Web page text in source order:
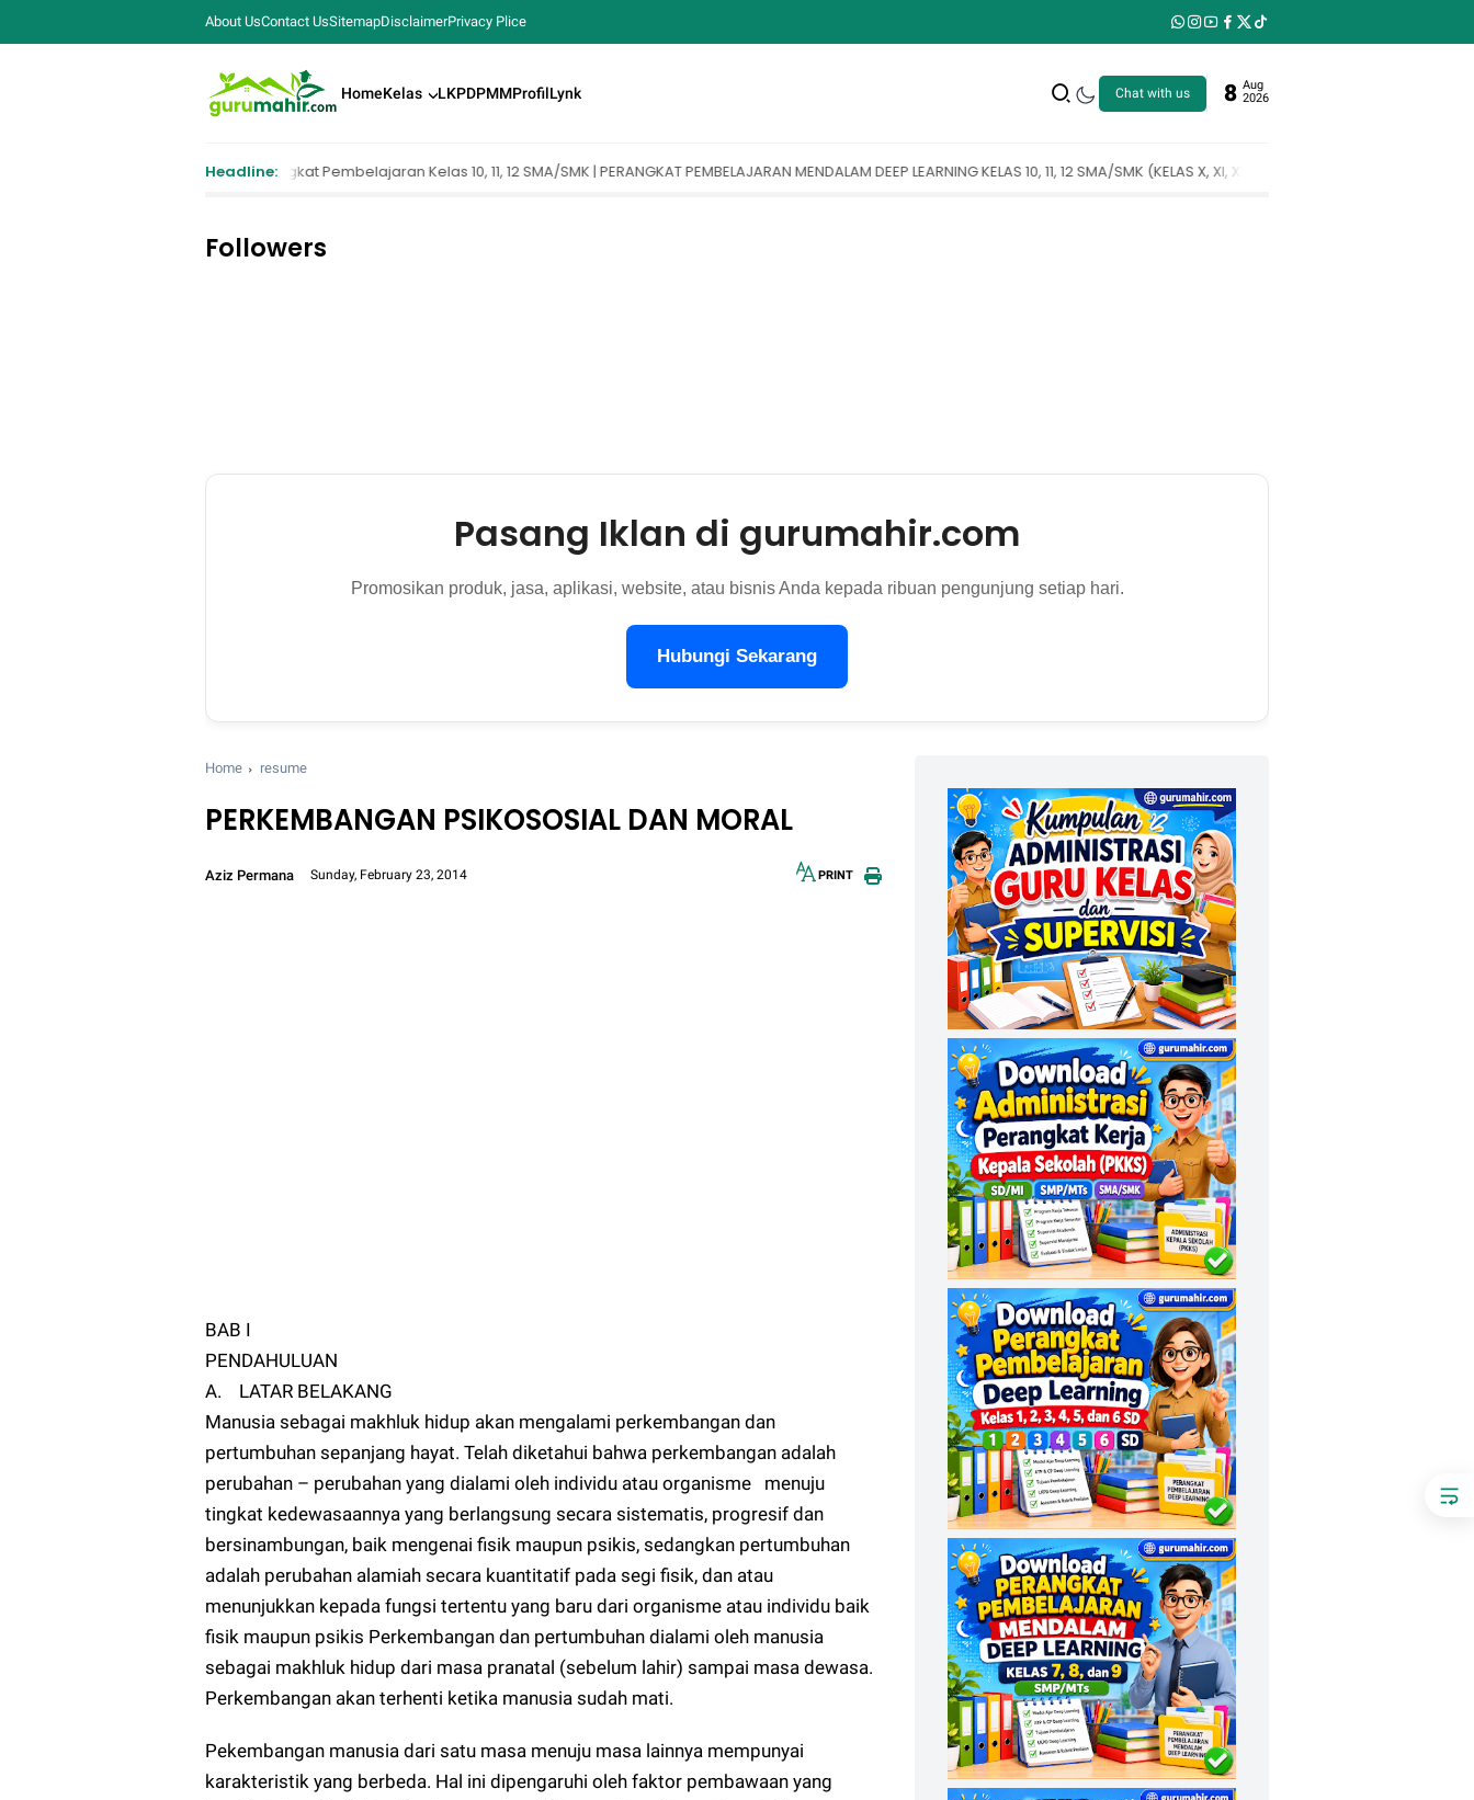
About UsContact UsSitemapDisclaimerPrivacy Plice
HomeKelas LKPDPMMProfilLynk Chat with us 8 Aug
2026
Headline:
Perangkat Pembelajaran Kelas 10, 11, 12 SMA/SMK | PERANGKAT PEMBELAJARAN MENDALAM DEEP LEARNING KELAS 10, 11, 12 SMA/SMK (KELAS X, XI, XII SMA/SMK) Perangkat Pembelajaran Kelas 1, 2, 3, 4, 5,
Followers
Pasang Iklan di gurumahir.com
Promosikan produk, jasa, aplikasi, website, atau bisnis Anda kepada ribuan pengunjung setiap hari.
Hubungi Sekarang
Home resume
PERKEMBANGAN PSIKOSOSIAL DAN MORAL
Aziz Permana Sunday, February 23, 2014 PRINT
BAB I
PENDAHULUAN
A. LATAR BELAKANG
Manusia sebagai makhluk hidup akan mengalami perkembangan dan
pertumbuhan sepanjang hayat. Telah diketahui bahwa perkembangan adalah
perubahan – perubahan yang dialami oleh individu atau organisme menuju
tingkat kedewasaannya yang berlangsung secara sistematis, progresif dan
bersinambungan, baik mengenai fisik maupun psikis, sedangkan pertumbuhan
adalah perubahan alamiah secara kuantitatif pada segi fisik, dan atau
menunjukkan kepada fungsi tertentu yang baru dari organisme atau individu baik
fisik maupun psikis Perkembangan dan pertumbuhan dialami oleh manusia
sebagai makhluk hidup dari masa pranatal (sebelum lahir) sampai masa dewasa.
Perkembangan akan terhenti ketika manusia sudah mati.
Pekembangan manusia dari satu masa menuju masa lainnya mempunyai
karakteristik yang berbeda. Hal ini dipengaruhi oleh faktor pembawaan yang